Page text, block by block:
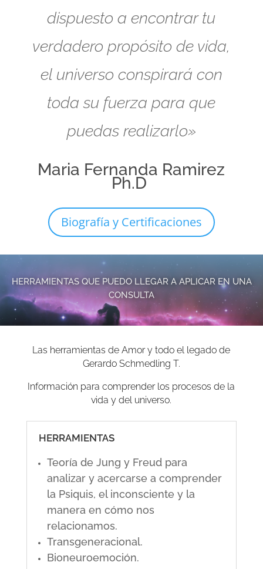
dispuesto a encontrar tu
verdadero propósito de vida,
el universo conspirará con
toda su fuerza para que
puedas realizarlo»
Maria Fernanda Ramirez
Ph.D
Biografía y Certificaciones
HERRAMIENTAS QUE PUEDO LLEGAR A APLICAR EN UNA
CONSULTA
Las herramientas de Amor y todo el legado de
Gerardo Schmedling T.
Información para comprender los procesos de la
vida y del universo.
HERRAMIENTAS
Teoría de Jung y Freud para
analizar y acercarse a comprender
la Psiquis, el inconsciente y la
manera en cómo nos
relacionamos.
Transgeneracional.
Bioneuroemoción.